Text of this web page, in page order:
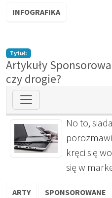
INFOGRAFIKA
Tytuł:
Artykuły
czy drogie?
No to,
kręci się
się w
ARTY SPONSOROWANE